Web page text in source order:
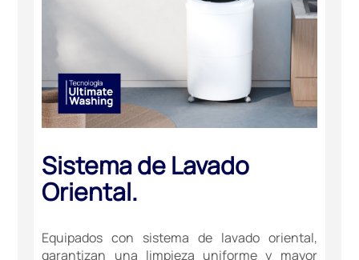
Sistema de Lavado
Oriental.
Equipados con sistema de lavado oriental,
garantizan una limpieza uniforme y mayor